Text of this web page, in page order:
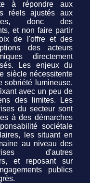
à répondre aux
réels ajustés aux
donc des
et non faire partir
de l'offre et des
des acteurs
directement
Les enjeux du
siècle nécessitente
sobriété lumineuse,
avec un peu de
des limites. Les
du secteur sont
à des démarches
sociétale
les situant en
au niveau des
d'autres
et reposant sur
publics